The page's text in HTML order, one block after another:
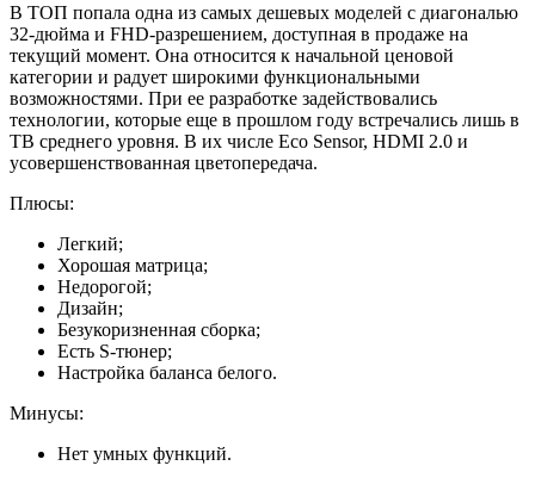
В ТОП попала одна из самых дешевых моделей с диагональю
32-дюйма и FHD-разрешением, доступная в продаже на
текущий момент. Она относится к начальной ценовой
категории и радует широкими функциональными
возможностями. При ее разработке задействовались
технологии, которые еще в прошлом году встречались лишь в
ТВ среднего уровня. В их числе Eco Sensor, HDMI 2.0 и
усовершенствованная цветопередача.
Плюсы:
Легкий;
Хорошая матрица;
Недорогой;
Дизайн;
Безукоризненная сборка;
Есть S-тюнер;
Настройка баланса белого.
Минусы:
Нет умных функций.